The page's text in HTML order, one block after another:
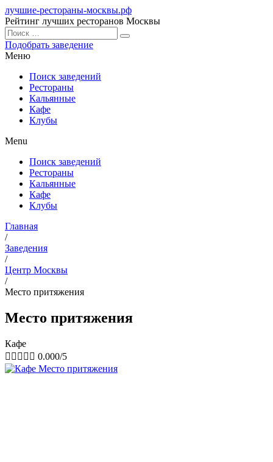
лучшие-рестораны-москвы.рф
Рейтинг лучших ресторанов Москвы
Подобрать заведение
Меню
Поиск заведений
Рестораны
Кальянные
Кафе
Клубы
Menu
Поиск заведений
Рестораны
Кальянные
Кафе
Клубы
Главная
/
Заведения
/
Центр Москвы
/
Место притяжения
Место притяжения
Кафе
     0.000/5